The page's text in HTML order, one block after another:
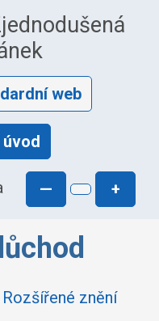
web
úvod
— +
Rozšířené znění